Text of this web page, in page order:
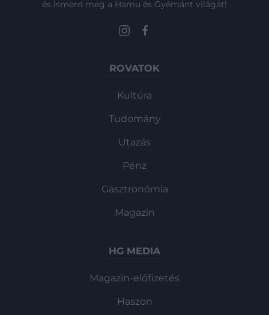
és ismerd meg a Hamu és Gyémánt világát!
ROVATOK
Kultúra
Tudomány
Utazás
Pénz
Gasztronómia
Magazin
HG MEDIA
Magazin-előfizetés
Haszon